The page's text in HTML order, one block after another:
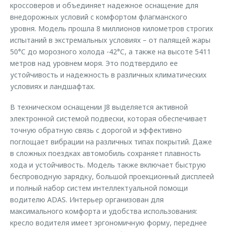
кроссоверов и объединяет надежное оснащение для
внедорожных условий с комфортом флагманского
уровня. Модель прошла 8 миллионов километров строгих
испытаний в экстремальных условиях – от палящей жары
50°C до морозного холода -42°C, а также на высоте 5411
метров над уровнем моря. Это подтвердило ее
устойчивость и надежность в различных климатических
условиях и ландшафтах.
В техническом оснащении J8 выделяется активной
электронной системой подвески, которая обеспечивает
точную обратную связь с дорогой и эффективно
поглощает вибрации на различных типах покрытий. Даже
в сложных поездках автомобиль сохраняет плавность
хода и устойчивость. Модель также включает быструю
беспроводную зарядку, большой проекционный дисплеей
и полный набор систем интеллектуальной помощи
водителю ADAS. Интерьер организован для
максимального комфорта и удобства использования:
кресло водителя имеет эргономичную форму, переднее